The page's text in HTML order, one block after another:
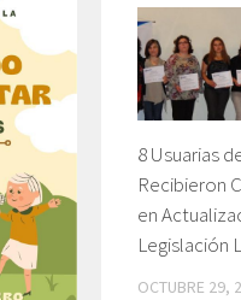
8 Usuarias
Recibieron
en
Legislación
OCTUBRE 29,